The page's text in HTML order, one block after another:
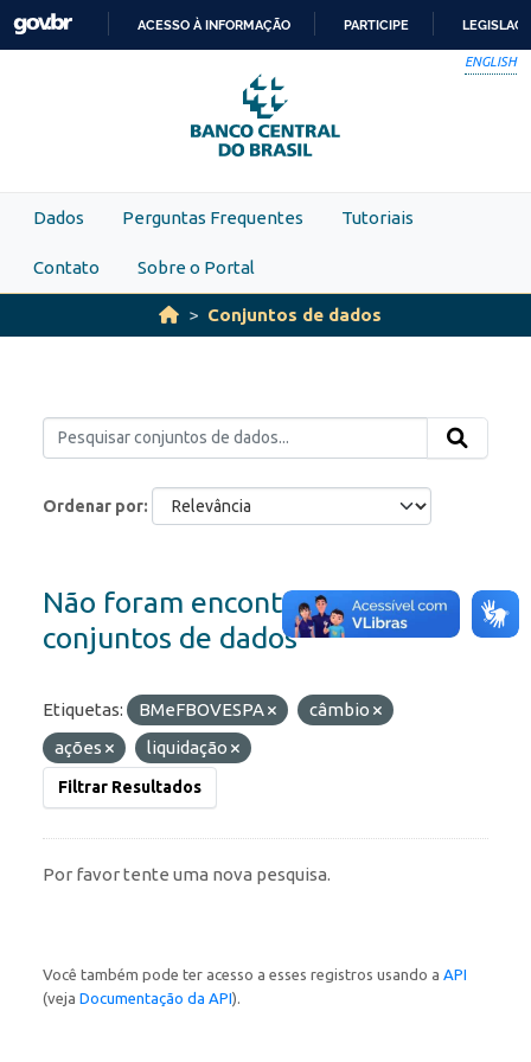
Skip to main content
PARA
O
CONTEÚDO
ACESSO À INFORMAÇÃO PARTICIPE
ENGLISH
Dados Perguntas Frequentes Tutoriais
Contato Sobre o Portal
Conjuntos de dados
Ordenar por
Não foram encontrados
conjuntos de dados
Etiquetas: BMeFBOVESPA
câmbio
ações
liquidação
Filtrar Resultados
Por favor tente uma nova pesquisa.
Você também pode ter acesso a esses registros usando a API
(veja Documentação da API).